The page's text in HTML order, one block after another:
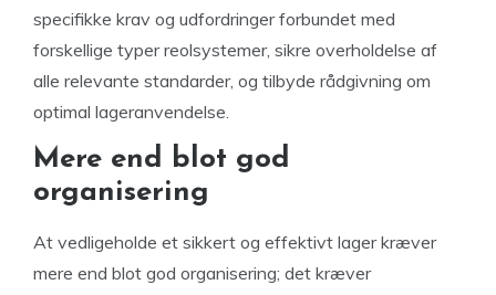
specifikke krav og udfordringer forbundet med
forskellige typer reolsystemer, sikre overholdelse af
alle relevante standarder, og tilbyde rådgivning om
optimal lageranvendelse.
Mere end blot god
organisering
At vedligeholde et sikkert og effektivt lager kræver
mere end blot god organisering; det kræver